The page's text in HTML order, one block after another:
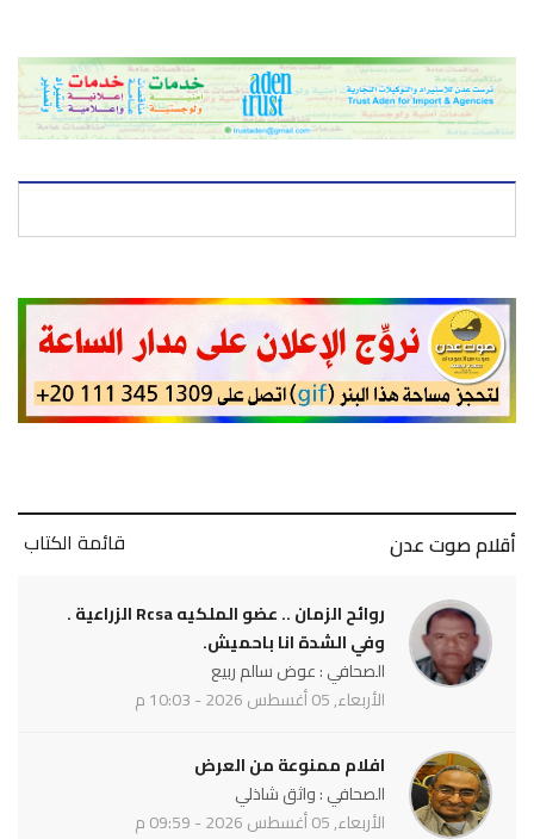
أقلام صوت عدن قائمة الكتاب
روائح الزمان .. عضو الملكيه Rcsa الزراعية .
وفي الشدة انا باحميش.
الصحافي : عوض سالم ربيع
الأربعاء, 05 أغسطس 2026 - 10:03 م
افلام ممنوعة من العرض
الصحافي : واثق شاذلي
الأربعاء, 05 أغسطس 2026 - 09:59 م